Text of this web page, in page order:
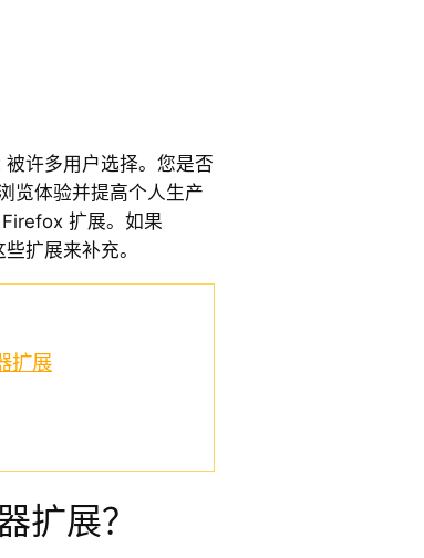
许多用户选择。您是否
览体验并提高个人生产
扩展。如果
扩展来补充。
扩展
扩展？